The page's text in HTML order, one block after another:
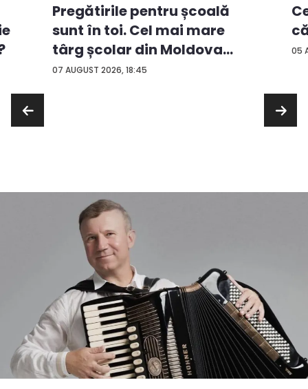
07 AUGUST 2026, 18:45
Pregătirile pentru școală
sunt în toi. Cel mai mare
târg școlar din Moldova
con...
05